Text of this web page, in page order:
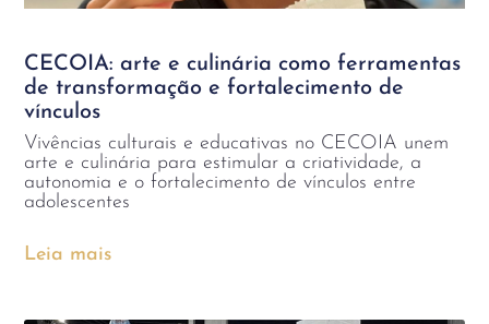
CECOIA: arte e culinária como ferramentas
de transformação e fortalecimento de
vínculos
Vivências culturais e educativas no CECOIA unem
arte e culinária para estimular a criatividade, a
autonomia e o fortalecimento de vínculos entre
adolescentes
Leia mais